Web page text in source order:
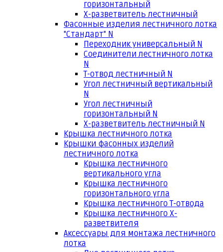
горизонтальный
Х-разветвитель лестничный
Фасонные изделия лестничного лотка
"Стандарт" N
Переходник универсальный N
Соединители лестничного лотка
N
Т-отвод лестничный N
Угол лестничный вертикальный
N
Угол лестничный
горизонтальный N
Х-разветвитель лестничный N
Крышка лестничного лотка
Крышки фасонных изделий
лестничного лотка
Крышка лестничного
вертикального угла
Крышка лестничного
горизонтального угла
Крышка лестничного Т-отвода
Крышка лестничного Х-
разветвителя
Аксессуары для монтажа лестничного
лотка